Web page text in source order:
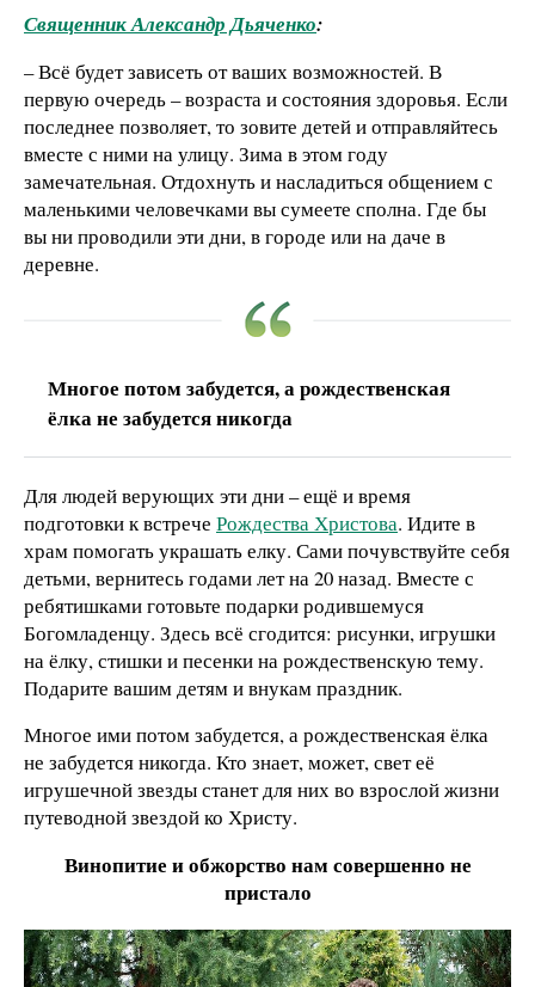
Священник Александр Дьяченко:
– Всё будет зависеть от ваших возможностей. В
первую очередь – возраста и состояния здоровья. Если
последнее позволяет, то зовите детей и отправляйтесь
вместе с ними на улицу. Зима в этом году
замечательная. Отдохнуть и насладиться общением с
маленькими человечками вы сумеете сполна. Где бы
вы ни проводили эти дни, в городе или на даче в
деревне.
Многое потом забудется, а рождественская
ёлка не забудется никогда
Для людей верующих эти дни – ещё и время
подготовки к встрече Рождества Христова. Идите в
храм помогать украшать елку. Сами почувствуйте себя
детьми, вернитесь годами лет на 20 назад. Вместе с
ребятишками готовьте подарки родившемуся
Богомладенцу. Здесь всё сгодится: рисунки, игрушки
на ёлку, стишки и песенки на рождественскую тему.
Подарите вашим детям и внукам праздник.
Многое ими потом забудется, а рождественская ёлка
не забудется никогда. Кто знает, может, свет её
игрушечной звезды станет для них во взрослой жизни
путеводной звездой ко Христу.
Винопитие и обжорство нам совершенно не
пристало